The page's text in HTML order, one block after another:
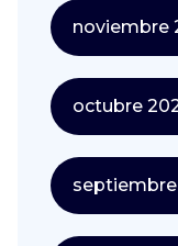
noviembre
octubre
septiembre